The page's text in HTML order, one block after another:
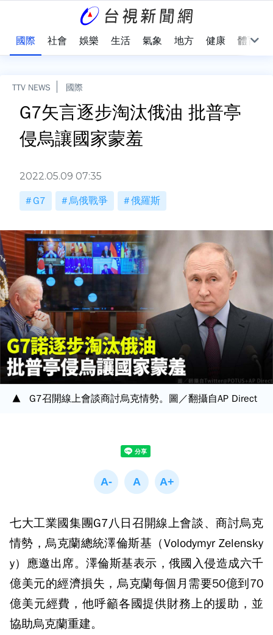
國際 社會 娛樂 生活 氣象 地方 健康 體育
TTV NEWS 國際
G7矢言逐步淘汰俄油 批普亭
侵烏讓國家蒙羞
2022.05.09 07:35
G7 烏俄戰爭 俄羅斯
G7召開線上會談商討烏克情勢。圖／翻攝自AP Direct
七大工業國集團G7八日召開線上會談、商討烏克
情勢，烏克蘭總統澤倫斯基（Volodymyr Zelensky
y）應邀出席。澤倫斯基表示，俄國入侵造成六千
億美元的經濟損失，烏克蘭每個月需要50億到70
億美元經費，他呼籲各國提供財務上的援助，並
協助烏克蘭重建。